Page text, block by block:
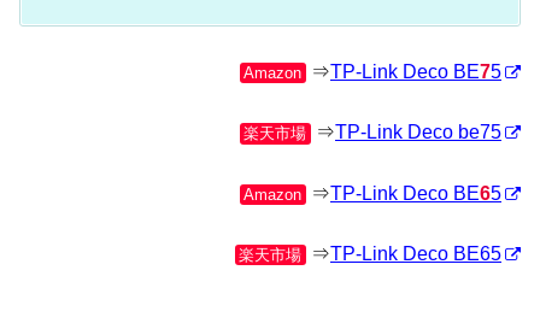
Amazon ⇒TP-Link Deco BE75
楽天市場 ⇒TP-Link Deco be75
Amazon ⇒TP-Link Deco BE65
楽天市場 ⇒TP-Link Deco BE65